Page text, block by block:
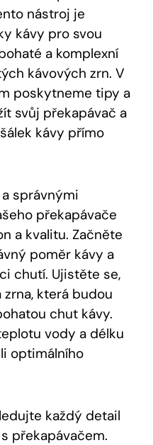
nástroj je
kávy pro svou
a komplexní
kávových zrn. V
poskytneme tipy a
svůj překapávač a
kávy přímo
správnými
překapávače
a kvalitu. Začněte
poměr kávy a
chutí. Ujistěte se,
která budou
chut kávy.
vody a délku
optimálního
každý detail
překapávačem.